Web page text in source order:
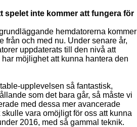
spelet inte kommer att fungera för
hemdatorerna kommer
från och med nu. Under senare år,
uppdaterats till den nivå att
möjlighet att kunna hantera den
upplevelsen så fantastisk,
som det bara går, så måste vi
med dessa mer avancerade
vara omöjligt för oss att kunna
2016, med så gammal teknik.